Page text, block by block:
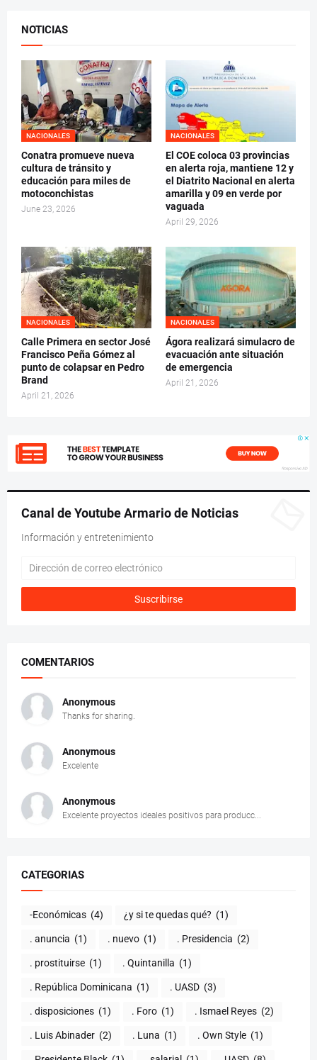
NOTICIAS
NACIONALES
Conatra promueve nueva
cultura de tránsito y
educación para miles de
motoconchistas
June 23, 2026
NACIONALES
El COE coloca 03 provincias
en alerta roja, mantiene 12 y
el Diatrito Nacional en alerta
amarilla y 09 en verde por
vaguada
April 29, 2026
NACIONALES
Calle Primera en sector José
Francisco Peña Gómez al
punto de colapsar en Pedro
Brand
April 21, 2026
NACIONALES
Ágora realizará simulacro de
evacuación ante situación
de emergencia
April 21, 2026
Canal de Youtube Armario de Noticias
Información y entretenimiento
COMENTARIOS
Anonymous
Thanks for sharing.
Anonymous
Excelente
Anonymous
Excelente proyectos ideales positivos para producc...
CATEGORIAS
-Económicas (4) ¿y si te quedas qué? (1)
. anuncia (1) . nuevo (1) . Presidencia (2)
. prostituirse (1) . Quintanilla (1)
. República Dominicana (1) . UASD (3)
. disposiciones (1) . Foro (1) . Ismael Reyes (2)
. Luis Abinader (2) . Luna (1) . Own Style (1)